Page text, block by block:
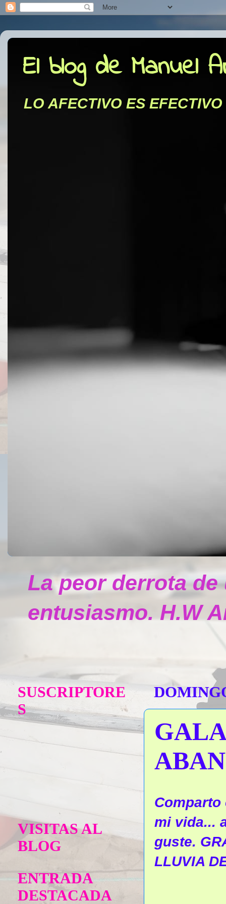
El blog de Manuel
LO AFECTIVO ES EFECTIVO
La peor derrota
entusiasmo. H.W
Comparto
mi vida...
guste.
LLUVIA
SUSCRIPTORE
S
VISITAS AL
BLOG
ENTRADA
DESTACADA